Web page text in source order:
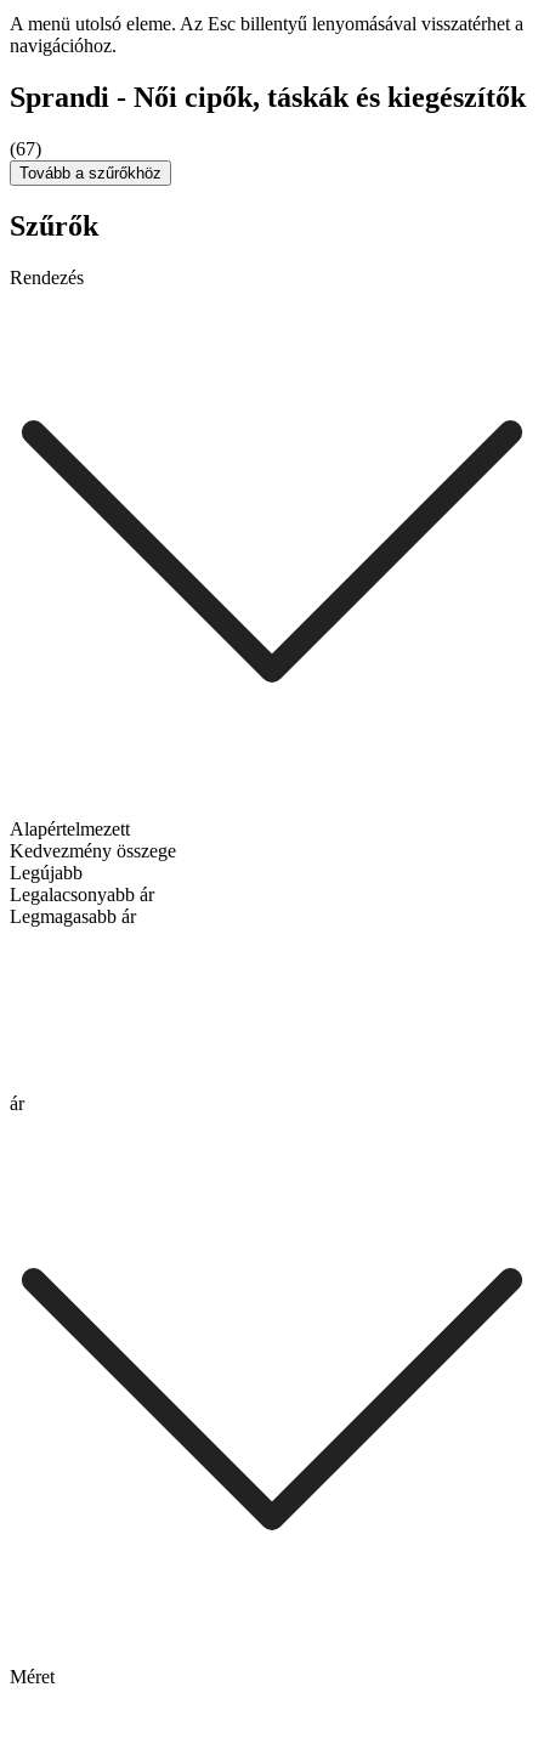
A menü utolsó eleme. Az Esc billentyű lenyomásával visszatérhet a
navigációhoz.
Sprandi - Női cipők, táskák és kiegészítők
(67)
Tovább a szűrőkhöz
Szűrők
Rendezés
Alapértelmezett
Kedvezmény összege
Legújabb
Legalacsonyabb ár
Legmagasabb ár
ár
Méret